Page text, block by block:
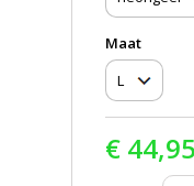
Maat
€ 44,95